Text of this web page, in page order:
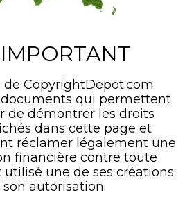
de CopyrightDepot.com
qui permettent
de démontrer les droits
dans cette page et
réclamer légalement une
financière contre toute
une de ses créations
son autorisation.